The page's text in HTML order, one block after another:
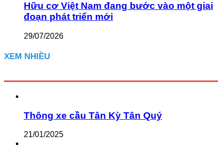
Hữu cơ Việt Nam đang bước vào một giai
đoạn phát triển mới
29/07/2026
XEM NHIỀU
Thông xe cầu Tân Kỳ Tân Quý
21/01/2025